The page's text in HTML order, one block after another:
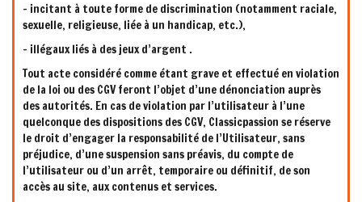
- incitant à toute forme de discrimination (notamment raciale,
sexuelle, religieuse, liée à un handicap, etc.),
- illégaux liés à des jeux d’argent .
Tout acte considéré comme étant grave et effectué en violation
de la loi ou des CGV feront l’objet d’une dénonciation auprès
des autorités. En cas de violation par l’utilisateur à l’une
quelconque des dispositions des CGV, Classicpassion se réserve
le droit d’engager la responsabilité de l’Utilisateur, sans
préjudice, d’une suspension sans préavis, du compte de
l’utilisateur ou d’un arrêt, temporaire ou définitif, de son
accès au site, aux contenus et services.